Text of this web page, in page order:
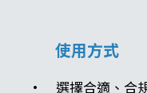
使用方式
選擇合適、合